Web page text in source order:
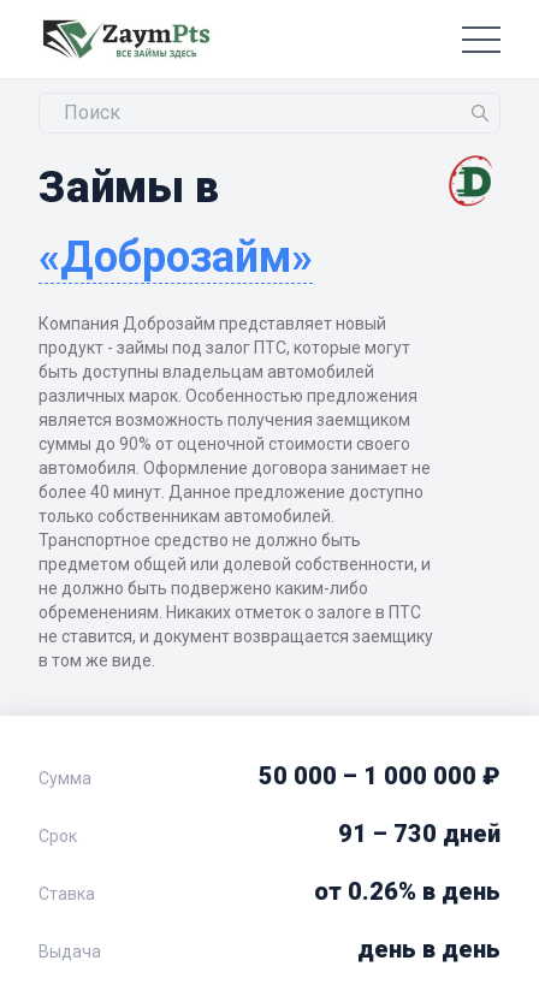
Займы в
«Доброзайм»
Компания Доброзайм представляет новый
продукт - займы под залог ПТС, которые могут
быть доступны владельцам автомобилей
различных марок. Особенностью предложения
является возможность получения заемщиком
суммы до 90% от оценочной стоимости своего
автомобиля. Оформление договора занимает не
более 40 минут. Данное предложение доступно
только собственникам автомобилей.
Транспортное средство не должно быть
предметом общей или долевой собственности, и
не должно быть подвержено каким-либо
обременениям. Никаких отметок о залоге в ПТС
не ставится, и документ возвращается заемщику
в том же виде.
Сумма 50 000 – 1 000 000 ₽
Срок 91 – 730 дней
Ставка от 0.26% в день
Выдача день в день